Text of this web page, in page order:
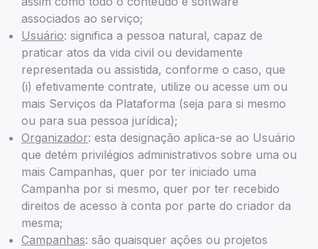
associados ao serviço;
Usuário: significa a pessoa natural, capaz de
praticar atos da vida civil ou devidamente
representada ou assistida, conforme o caso, que
(i) efetivamente contrate, utilize ou acesse um ou
mais Serviços da Plataforma (seja para si mesmo
ou para sua pessoa jurídica);
Organizador: esta designação aplica-se ao Usuário
que detém privilégios administrativos sobre uma ou
mais Campanhas, quer por ter iniciado uma
Campanha por si mesmo, quer por ter recebido
direitos de acesso à conta por parte do criador da
mesma;
Campanhas: são quaisquer ações ou projetos